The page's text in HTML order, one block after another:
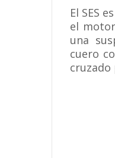
El SES
el
una
cuero